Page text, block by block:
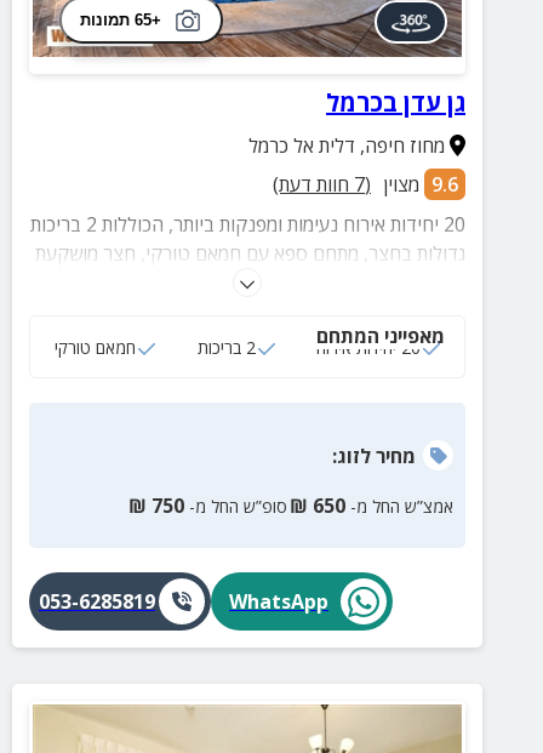
+65 תמונות
גן עדן בכרמל
מחוז חיפה, דלית אל כרמל
9.6 מצוין (
7 חוות דעת)
20 יחידות אירוח נעימות ומפנקות ביותר, הכוללות 2 בריכות
גדולות בחצר, מתחם ספא עם חמאם טורקי, חצר מושקעת
עם מגוון פינות ישיבה מוצלות ועוד פינוקים שווים באווירה
מאפייני המתחם
20 יחידות אירוח 2 בריכות חמאם טורקי
מחירלזוג:
אמצ”ש החל מ- 650
₪ סופ”ש החל מ- 750
₪
WhatsApp
053-6285819